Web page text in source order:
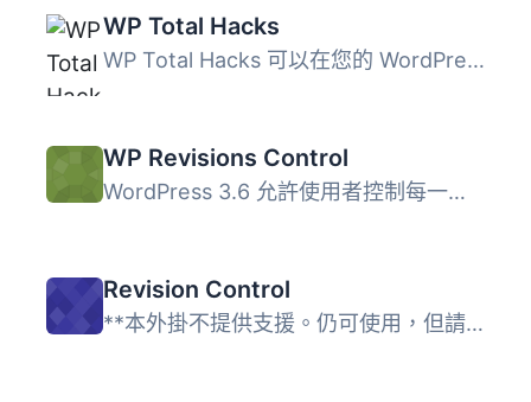
WP Total Hacks
WP Total Hacks 可以在您的 WordPress 網站上自訂超過 20 個...
WP Revisions Control
WordPress 3.6 允許使用者控制每一個支援的文章類型儲存多少...
Revision Control
**本外掛不提供支援。仍可使用，但請勿期待得到支援要求的回...